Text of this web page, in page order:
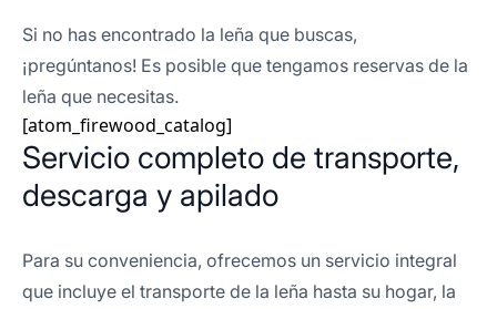
Si no has encontrado la leña que buscas,
¡pregúntanos! Es posible que tengamos reservas de la
leña que necesitas.
[atom_firewood_catalog]
Servicio completo de transporte,
descarga y apilado
Para su conveniencia, ofrecemos un servicio integral
que incluye el transporte de la leña hasta su hogar, la